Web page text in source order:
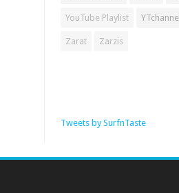
YouTube Playlist YTchannel
Zarat Zarzis
Tweets by SurfnTaste